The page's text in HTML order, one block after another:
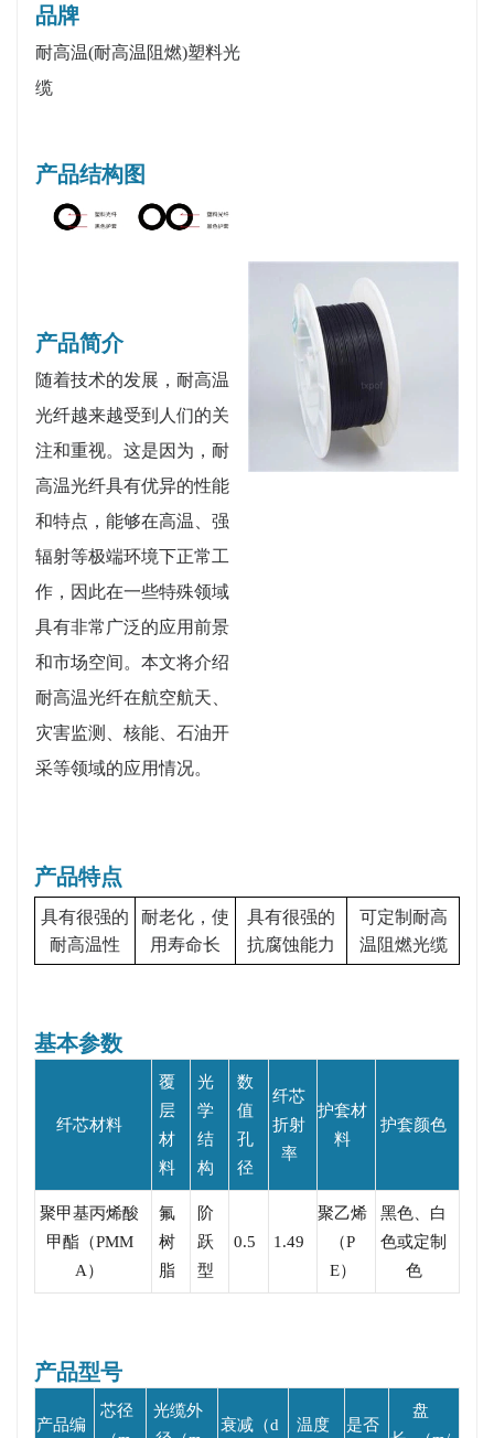
品牌
耐高温(耐高温阻燃)塑料光
缆
产品结构图
产品简介
随着技术的发展，耐高温
光纤越来越受到人们的关
注和重视。这是因为，耐
高温光纤具有优异的性能
和特点，能够在高温、强
辐射等极端环境下正常工
作，因此在一些特殊领域
具有非常广泛的应用前景
和市场空间。本文将介绍
耐高温光纤在航空航天、
灾害监测、核能、石油开
采等领域的应用情况。
产品特点
具有很强的
耐高温性
耐老化，使
用寿命长
具有很强的
抗腐蚀能力
可定制耐高
温阻燃光缆
基本参数
纤芯材料
覆
层
材
料
光
学
结
构
数
值
孔
径
纤芯
折射
率
护套材
料
护套颜色
聚甲基丙烯酸
甲酯（PMM
A）
氟
树
脂
阶
跃
型
0.5 1.49
聚乙烯
（P
E）
黑色、白
色或定制
色
产品型号
产品编
芯径
光缆外
衰减（d 温度 是否
盘